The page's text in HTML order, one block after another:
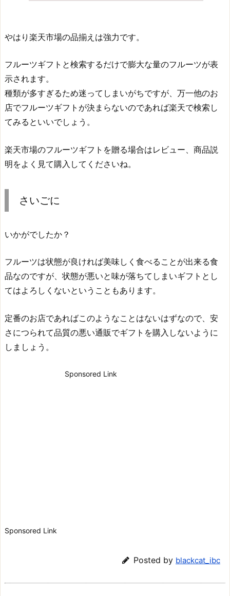
やはり楽天市場の品揃えは強力です。
フルーツギフトと検索するだけで膨大な量のフルーツが表
示されます。
種類が多すぎるため迷ってしまいがちですが、万一他のお
店でフルーツギフトが決まらないのであれば楽天で検索し
てみるといいでしょう。
楽天市場のフルーツギフトを贈る場合はレビュー、商品説
明をよく見て購入してくださいね。
さいごに
いかがでしたか？
フルーツは状態が良ければ美味しく食べることが出来る食
品なのですが、状態が悪いと味が落ちてしまいギフトとし
てはよろしくないということもあります。
定番のお店であればこのようなことはないはずなので、安
さにつられて品質の悪い通販でギフトを購入しないように
しましょう。
Sponsored Link
Sponsored Link
Posted by blackcat_ibc